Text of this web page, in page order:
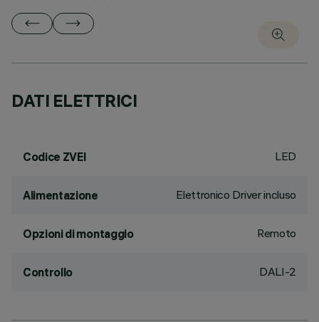
DATI ELETTRICI
Codice ZVEI LED
Alimentazione Elettronico Driver incluso
Opzioni di montaggio Remoto
Controllo DALI-2